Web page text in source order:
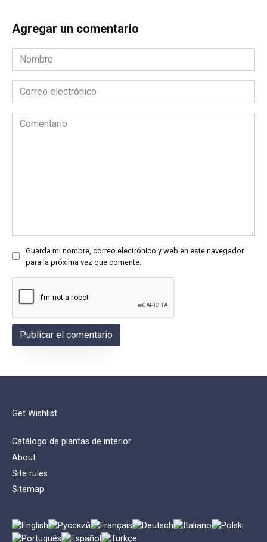
Agregar un comentario
Nombre
*
Correo
electrónico
*Comentario
Guarda mi nombre, correo electrónico y web en este navegador
para la próxima vez que comente.
Get Wishlist
Catálogo de plantas de interior
About
Site rules
Sitemap